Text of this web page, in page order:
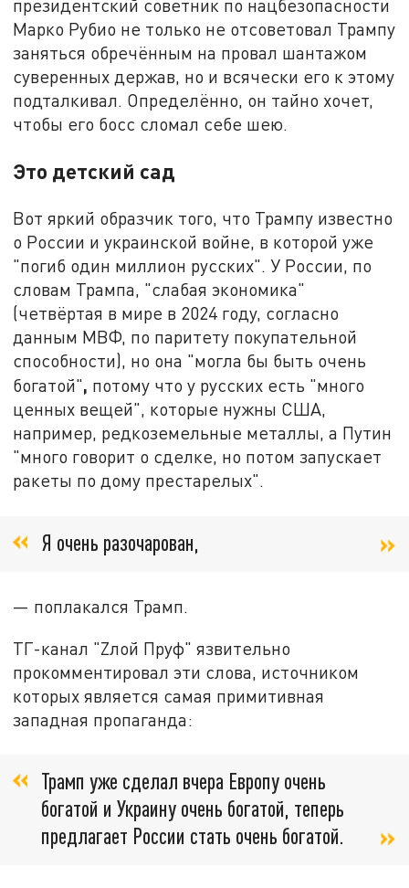
президентский советник по нацбезопасности
Марко Рубио не только не отсоветовал Трампу
заняться обречённым на провал шантажом
суверенных держав, но и всячески его к этому
подталкивал. Определённо, он тайно хочет,
чтобы его босс сломал себе шею.
Это детский сад
Вот яркий образчик того, что Трампу известно
о России и украинской войне, в которой уже
"погиб один миллион русских". У России, по
словам Трампа, "слабая экономика"
(четвёртая в мире в 2024 году, согласно
данным МВФ, по паритету покупательной
способности), но она "могла бы быть очень
богатой", потому что у русских есть "много
ценных вещей", которые нужны США,
например, редкоземельные металлы, а Путин
"много говорит о сделке, но потом запускает
ракеты по дому престарелых".
Я очень разочарован,
— поплакался Трамп.
ТГ-канал "Zлой Пруф" язвительно
прокомментировал эти слова, источником
которых является самая примитивная
западная пропаганда:
Трамп уже сделал вчера Европу очень
богатой и Украину очень богатой, теперь
предлагает России стать очень богатой.